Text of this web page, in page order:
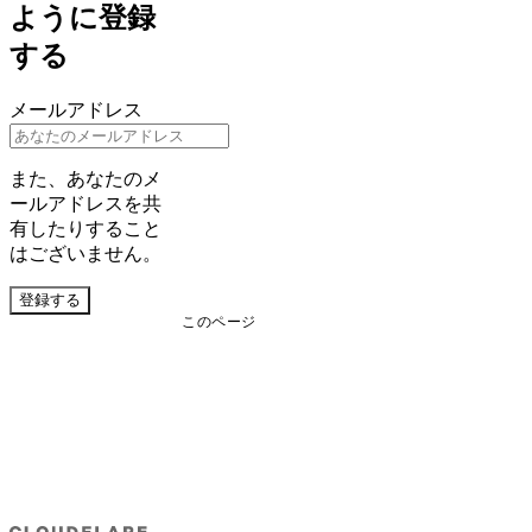
このページ
ように登録
する
メールアドレス
また、あなたのメ
ールアドレスを共
有したりすること
はございません。
登録する